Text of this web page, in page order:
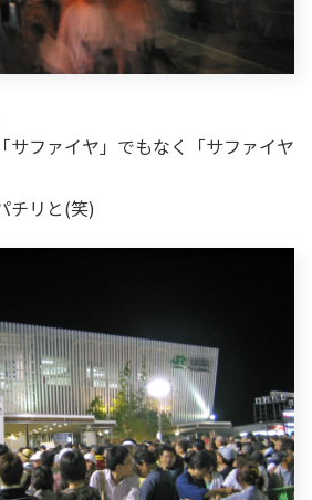
サファイヤ」でもなく「サファイヤ
チリと(笑)